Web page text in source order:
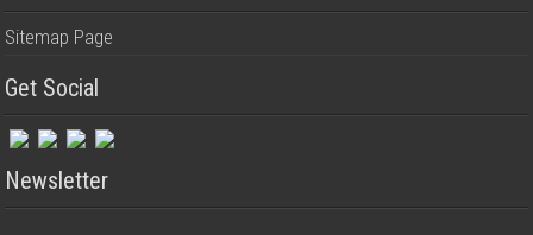
Sitemap Page
Get Social
Newsletter